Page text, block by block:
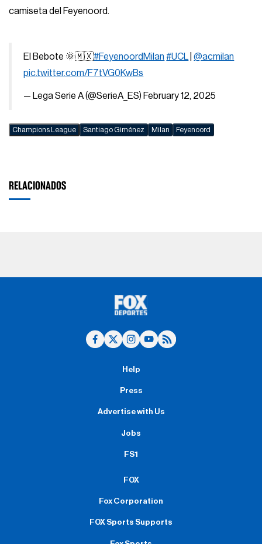
camiseta del Feyenoord.
El Bebote 🌞🇲🇽#FeyenoordMilan #UCL |@acmilan
pic.twitter.com/F7tVG0KwBs
— Lega Serie A (@SerieA_ES) February 12, 2025
Champions League Santiago Giménez Milan Feyenoord
RELACIONADOS
Help
Press
Advertise with Us
Jobs
FS1
FOX
Fox Corporation
FOX Sports Supports